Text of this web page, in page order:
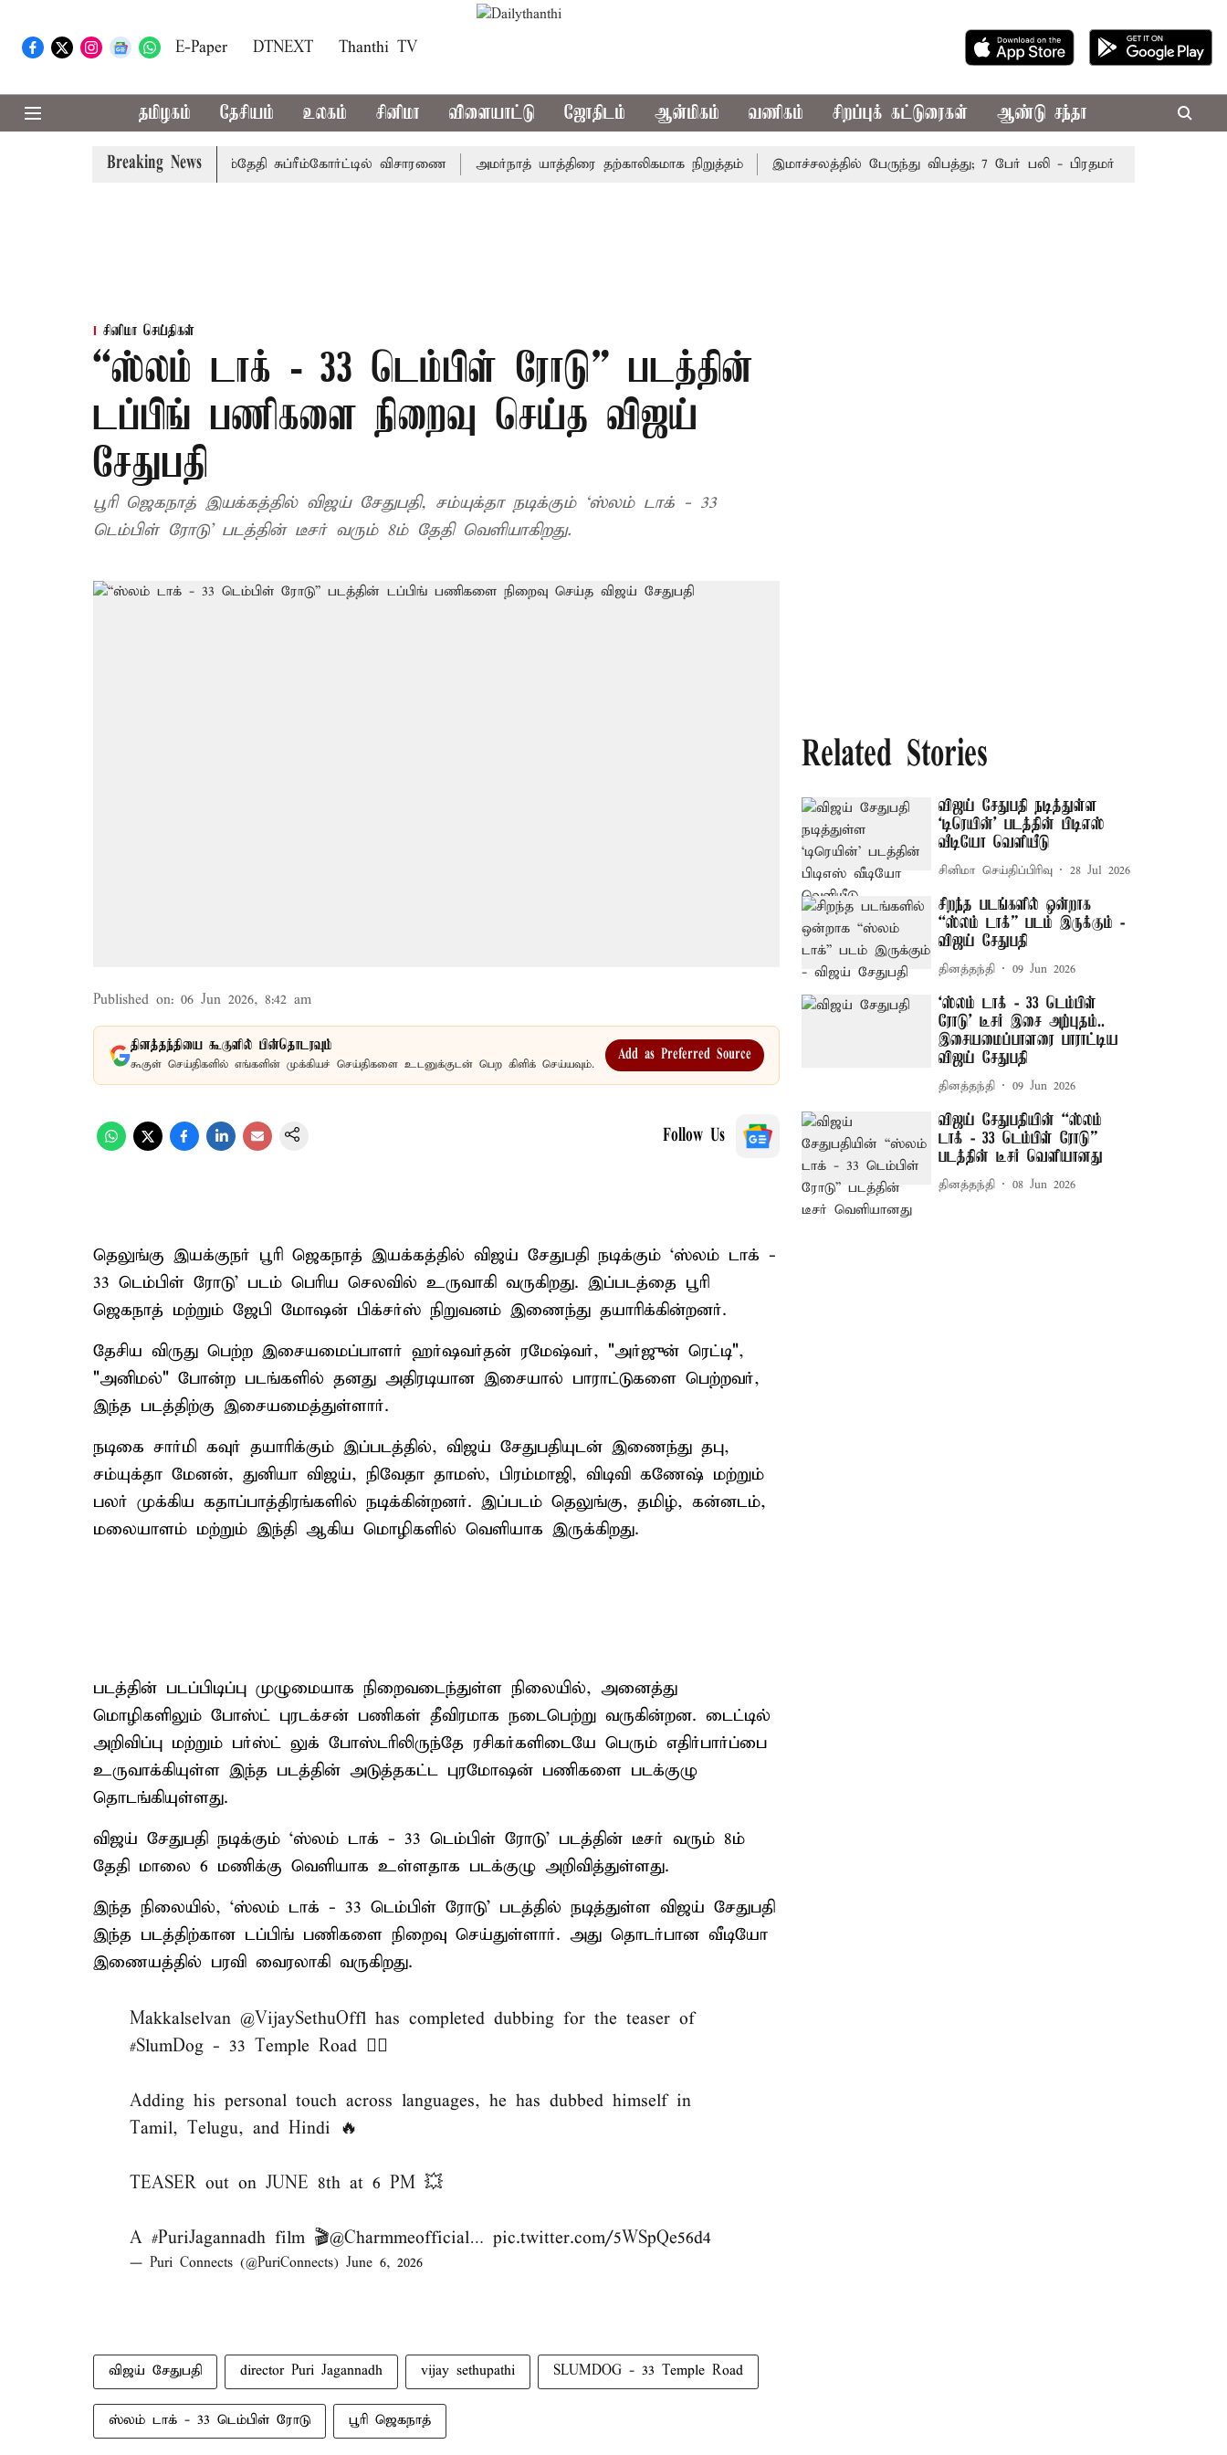
E-Paper DTNEXT Thanthi TV
தமிழகம் தேசியம் உலகம் சினிமா விளையாட்டு ஜோதிடம் ஆன்மிகம் வணிகம் சிறப்புக் கட்டுரைகள் ஆண்டு சந்தா
Breaking News
அரசுப்பணி வழக்கு; வரும் 14ம்தேதி சுப்ரீம்கோர்ட்டில் விசாரணை அமர்நாத் யாத்திரை தற்காலிகமாக நிறுத்தம் இமாச்சலத்தில் பேருந்து விபத்து; 7 பேர் பலி - பிரதமர் மோடி இரங்கல்
சினிமா செய்திகள்
“ஸ்லம் டாக் - 33 டெம்பிள் ரோடு” படத்தின்
டப்பிங் பணிகளை நிறைவு செய்த விஜய்
சேதுபதி
பூரி ஜெகநாத் இயக்கத்தில் விஜய் சேதுபதி, சம்யுக்தா நடிக்கும் ‘ஸ்லம் டாக் - 33
டெம்பிள் ரோடு’ படத்தின் டீசர் வரும் 8ம் தேதி வெளியாகிறது.
Published on: 06 Jun 2026, 8:42 am
தினத்தந்தியை கூகுளில் பின்தொடரவும்
கூகுள் செய்திகளில் எங்களின் முக்கியச் செய்திகளை உடனுக்குடன் பெற கிளிக் செய்யவும்.
Add as Preferred Source
Follow Us
தெலுங்கு இயக்குநர் பூரி ஜெகநாத் இயக்கத்தில் விஜய் சேதுபதி நடிக்கும் ‘ஸ்லம் டாக் -
33 டெம்பிள் ரோடு’ படம் பெரிய செலவில் உருவாகி வருகிறது. இப்படத்தை பூரி
ஜெகநாத் மற்றும் ஜேபி மோஷன் பிக்சர்ஸ் நிறுவனம் இணைந்து தயாரிக்கின்றனர்.
தேசிய விருது பெற்ற இசையமைப்பாளர் ஹர்ஷவர்தன் ரமேஷ்வர், "அர்ஜுன் ரெட்டி",
"அனிமல்" போன்ற படங்களில் தனது அதிரடியான இசையால் பாராட்டுகளை பெற்றவர்,
இந்த படத்திற்கு இசையமைத்துள்ளார்.
நடிகை சார்மி கவுர் தயாரிக்கும் இப்படத்தில், விஜய் சேதுபதியுடன் இணைந்து தபு,
சம்யுக்தா மேனன், துனியா விஜய், நிவேதா தாமஸ், பிரம்மாஜி, விடிவி கணேஷ் மற்றும்
பலர் முக்கிய கதாப்பாத்திரங்களில் நடிக்கின்றனர். இப்படம் தெலுங்கு, தமிழ், கன்னடம்,
மலையாளம் மற்றும் இந்தி ஆகிய மொழிகளில் வெளியாக இருக்கிறது.
படத்தின் படப்பிடிப்பு முழுமையாக நிறைவடைந்துள்ள நிலையில், அனைத்து
மொழிகளிலும் போஸ்ட் புரடக்சன் பணிகள் தீவிரமாக நடைபெற்று வருகின்றன. டைட்டில்
அறிவிப்பு மற்றும் பர்ஸ்ட் லுக் போஸ்டரிலிருந்தே ரசிகர்களிடையே பெரும் எதிர்பார்ப்பை
உருவாக்கியுள்ள இந்த படத்தின் அடுத்தகட்ட புரமோஷன் பணிகளை படக்குழு
தொடங்கியுள்ளது.
விஜய் சேதுபதி நடிக்கும் ‘ஸ்லம் டாக் - 33 டெம்பிள் ரோடு’ படத்தின் டீசர் வரும் 8ம்
தேதி மாலை 6 மணிக்கு வெளியாக உள்ளதாக படக்குழு அறிவித்துள்ளது.
இந்த நிலையில், ‘ஸ்லம் டாக் - 33 டெம்பிள் ரோடு’ படத்தில் நடித்துள்ள விஜய் சேதுபதி
இந்த படத்திற்கான டப்பிங் பணிகளை நிறைவு செய்துள்ளார். அது தொடர்பான வீடியோ
இணையத்தில் பரவி வைரலாகி வருகிறது.
Makkalselvan @VijaySethuOffl has completed dubbing for the teaser of
#SlumDog - 33 Temple Road ❤️‍🔥
Adding his personal touch across languages, he has dubbed himself in
Tamil, Telugu, and Hindi 🔥
TEASER out on JUNE 8th at 6 PM 💥
A #PuriJagannadh film 🎬@Charmmeofficial… pic.twitter.com/5WSpQe56d4
— Puri Connects (@PuriConnects) June 6, 2026
விஜய் சேதுபதி director Puri Jagannadh vijay sethupathi SLUMDOG - 33 Temple Road
ஸ்லம் டாக் - 33 டெம்பிள் ரோடு பூரி ஜெகநாத்
Related Stories
விஜய் சேதுபதி நடித்துள்ள
`டிரெயின்' படத்தின் பிடிஎஸ்
வீடியோ வெளியீடு
சினிமா செய்திப்பிரிவு 28 Jul 2026
சிறந்த படங்களில் ஒன்றாக
“ஸ்லம் டாக்” படம் இருக்கும் -
விஜய் சேதுபதி
தினத்தந்தி 09 Jun 2026
‘ஸ்லம் டாக் - 33 டெம்பிள்
ரோடு’ டீசர் இசை அற்புதம்..
இசையமைப்பாளரை பாராட்டிய
விஜய் சேதுபதி
தினத்தந்தி 09 Jun 2026
விஜய் சேதுபதியின் “ஸ்லம்
டாக் - 33 டெம்பிள் ரோடு”
படத்தின் டீசர் வெளியானது
தினத்தந்தி 08 Jun 2026